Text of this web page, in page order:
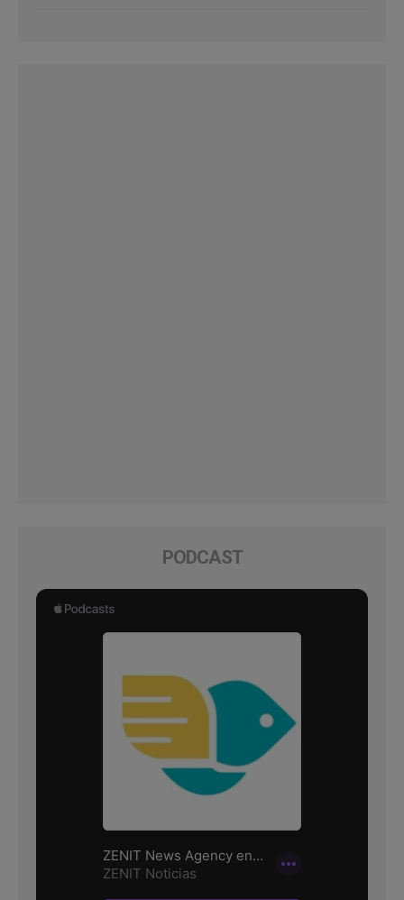
PODCAST